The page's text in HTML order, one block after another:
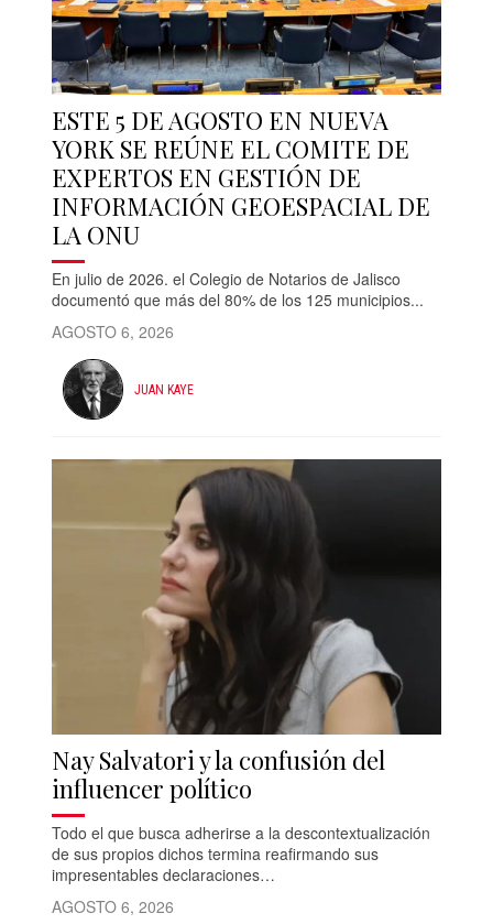
ESTE 5 DE AGOSTO EN NUEVA
YORK SE REÚNE EL COMITE DE
EXPERTOS EN GESTIÓN DE
INFORMACIÓN GEOESPACIAL DE
LA ONU
En julio de 2026. el Colegio de Notarios de Jalisco
documentó que más del 80% de los 125 municipios...
AGOSTO 6, 2026
JUAN KAYE
Nay Salvatori y la confusión del
influencer político
Todo el que busca adherirse a la descontextualización
de sus propios dichos termina reafirmando sus
impresentables declaraciones…
AGOSTO 6, 2026